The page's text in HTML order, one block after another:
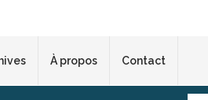
À propos Contact